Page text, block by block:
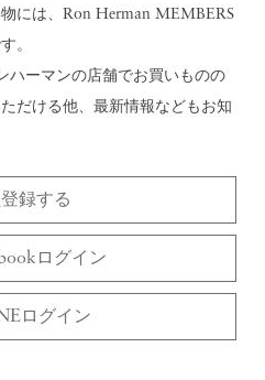
には、Ron Herman MEMBERS
。
ハーマンの店舗でお買いものの
だける他、最新情報などもお知
録する
ログイン
ログイン